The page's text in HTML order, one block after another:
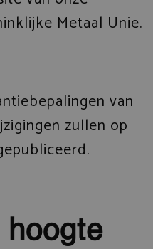
Metaal Unie.
van
zullen op